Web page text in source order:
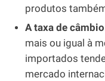
produtos
A taxa de câmbio
mais ou igual à
importados
mercado